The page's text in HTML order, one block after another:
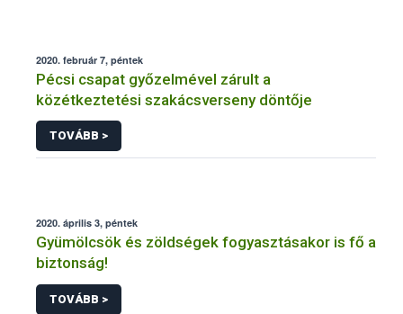
2020. február 7, péntek
Pécsi csapat győzelmével zárult a
közétkeztetési szakácsverseny döntője
TOVÁBB >
2020. április 3, péntek
Gyümölcsök és zöldségek fogyasztásakor is fő a
biztonság!
TOVÁBB >